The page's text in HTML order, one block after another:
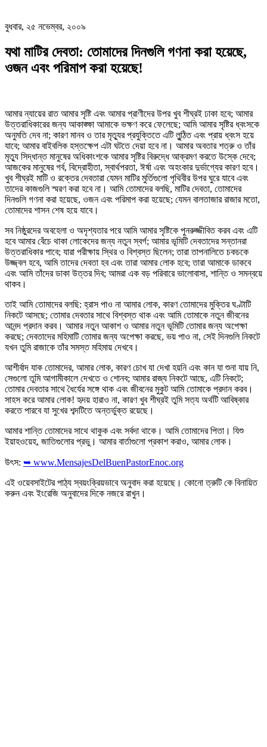
বুধবার, ২৫ নভেম্বর, ২০০৯
যথা মাটির দেবতা: তোমাদের দিনগুলি গণনা করা হয়েছে,
ওজন এবং পরিমাপ করা হয়েছে!
আমার ন্যায়ের রাত আমার সৃষ্টি এবং আমার প্রাণীদের উপর খুব শীঘ্রই ঢাকা হবে; আমার
উত্তরাধিকারের জন্য আকাঙ্ক্ষা আমাকে ভক্ষণ করে ফেলেছে; আমি আমার সৃষ্টির ধ্বংসকে
অনুমতি দেব না; কারণ মানব ও তার মৃত্যুর প্রযুক্তিতে এটি লুন্ঠিত এবং প্রায় ধ্বংস হয়ে
যাবে; আমার বাইবলিক হস্তক্ষেপ এটা ঘটতে দেয়া হবে না। আমার অবতার শত্রু ও তাঁর
মৃত্যু সিদ্ধান্ত মানুষের অধিকাংশকে আমার সৃষ্টির বিরুদ্ধে আক্রমণ করতে উস্কে দেবে;
আজকের মানুষের গর্ব, বিদ্রোহীতা, স্বার্থপরতা, ঈর্ষা এবং অহংকার দুর্ভাগ্যের কারণ হবে।
খুব শীঘ্রই মাটি ও রক্তের দেবতারা যেমন মাটির মুর্তিগুলো পৃথিবীর উপর ঘুরে যাবে এবং
তাদের কাজগুলি স্মরণ করা হবে না। আমি তোমাদের বলছি, মাটির দেবতা, তোমাদের
দিনগুলি গণনা করা হয়েছে, ওজন এবং পরিমাপ করা হয়েছে; যেমন বালতাজার রাজার মতো,
তোমাদের শাসন শেষ হয়ে যাবে।
সব নিষ্ঠুরদের অবহেলা ও অদৃশ্যতার পরে আমি আমার সৃষ্টিকে পুনরুজ্জীবিত করব এবং এটি
হবে আমার বেঁচে থাকা লোকেদের জন্য নতুন স্বর্গ; আমার ভূমিটি দেবতাদের সন্তানরা
উত্তরাধিকার পাবে; যারা পরীক্ষায় স্থির ও বিশ্বস্ত ছিলেন; তারা তাপনালিতে চকচকে
উজ্জ্বল হবে, আমি তাদের দেবতা হব এবং তারা আমার লোক হবে; তারা আমাকে ডাকবে
এবং আমি তাঁদের ডাকা উত্তর দিব; আমরা এক বড় পরিবারে ভালোবাসা, শান্তি ও সমন্বয়ে
থাকব।
তাই আমি তোমাদের বলছি: হ্রাস পাও না আমার লোক, কারণ তোমাদের মুক্তির ঘণ্টাটি
নিকটে আসছে; তোমার দেবতার সাথে বিশ্বস্ত থাক এবং আমি তোমাকে নতুন জীবনের
আনন্দ প্রদান করব। আমার নতুন আকাশ ও আমার নতুন ভূমিটি তোমার জন্য অপেক্ষা
করছে; দেবতাদের মহিমাটি তোমার জন্য অপেক্ষা করছে, ভয় পাও না, সেই দিনগুলি নিকটে
যখন তুমি রাজাকে তাঁর সমস্ত মহিমায় দেখবে।
আশীর্বাদ যাক তোমাদের, আমার লোক, কারণ চোখ যা দেখা হয়নি এবং কান যা শুনা যায় নি,
সেগুলো তুমি আগামীকালে দেখতে ও শোনব; আমার রাজ্য নিকটে আছে, এটি নিকটে;
তোমার দেবতার সাথে ধৈর্যের সঙ্গে থাক এবং জীবনের মুকুট আমি তোমাকে প্রদান করব।
সাহস করে আমার লোক! হৃদয় হারাও না, কারণ খুব শীঘ্রই তুমি সত্য অর্থটি আবিষ্কার
করতে পারবে যা সুখের শব্দটিতে অন্তর্ভুক্ত রয়েছে।
আমার শান্তি তোমাদের সাথে থাকুক এবং সর্বদা থাকে। আমি তোমাদের পিতা। যিশু
ইয়াহওয়েহ, জাতিগুলোর প্রভু। আমার বার্তাগুলো প্রকাশ করাও, আমার লোক।
উৎস: ➥ www.MensajesDelBuenPastorEnoc.org
এই ওয়েবসাইটের পাঠ্য স্বয়ংক্রিয়ভাবে অনুবাদ করা হয়েছে। কোনো ত্রুটি কে বিনায়িত
করুন এবং ইংরেজি অনুবাদের দিকে নজরে রাখুন।